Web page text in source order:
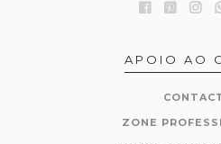
APOIO AO
ZONE